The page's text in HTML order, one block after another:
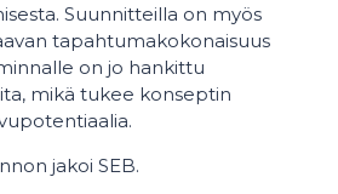
Suunnitteilla on myös
tapahtumakokonaisuus
on jo hankittu
mikä tukee konseptin
jakoi SEB.